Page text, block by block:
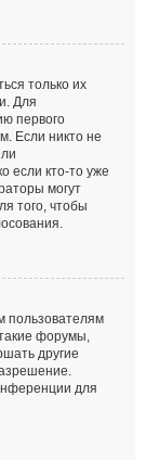
только их
Для
первого
Если никто не
если кто-то уже
могут
того, чтобы
пользователям
форумы,
другие
для